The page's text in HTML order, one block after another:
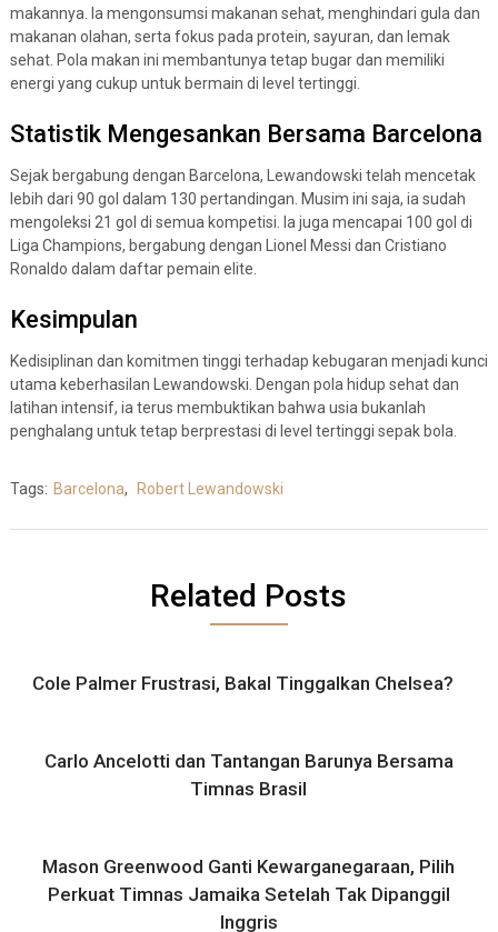
makannya. Ia mengonsumsi makanan sehat, menghindari gula dan
makanan olahan, serta fokus pada protein, sayuran, dan lemak
sehat. Pola makan ini membantunya tetap bugar dan memiliki
energi yang cukup untuk bermain di level tertinggi.
Statistik Mengesankan Bersama Barcelona
Sejak bergabung dengan Barcelona, Lewandowski telah mencetak
lebih dari 90 gol dalam 130 pertandingan. Musim ini saja, ia sudah
mengoleksi 21 gol di semua kompetisi. Ia juga mencapai 100 gol di
Liga Champions, bergabung dengan Lionel Messi dan Cristiano
Ronaldo dalam daftar pemain elite.
Kesimpulan
Kedisiplinan dan komitmen tinggi terhadap kebugaran menjadi kunci
utama keberhasilan Lewandowski. Dengan pola hidup sehat dan
latihan intensif, ia terus membuktikan bahwa usia bukanlah
penghalang untuk tetap berprestasi di level tertinggi sepak bola.
Tags: Barcelona, Robert Lewandowski
Related Posts
Cole Palmer Frustrasi, Bakal Tinggalkan Chelsea?
Carlo Ancelotti dan Tantangan Barunya Bersama
Timnas Brasil
Mason Greenwood Ganti Kewarganegaraan, Pilih
Perkuat Timnas Jamaika Setelah Tak Dipanggil
Inggris